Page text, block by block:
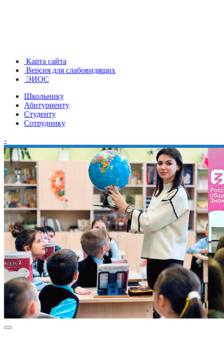
Карта сайта
Версия для слабовидящих
ЭИОС
Школьнику
Абитуриенту
Студенту
Сотруднику
-